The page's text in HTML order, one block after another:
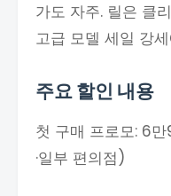
가도 자주. 릴은 클
고급 모델 세일 강
주요 할인 내용
첫 구매 프로모: 6
·일부 편의점)